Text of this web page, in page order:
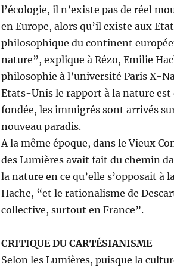
l’écologie, il n’existe pas de réel
en Europe, alors qu’il existe aux
philosophique du continent
nature”, explique à Rézo, Emilie
philosophie à l’université Paris X-
Etats-Unis le rapport à la nature
fondée, les immigrés sont arrivés
nouveau paradis.
A la même époque, dans le Vieux
des Lumières avait fait du chemin
la nature en ce qu’elle s’opposait
Hache, “et le rationalisme de
collective, surtout en France”.
CRITIQUE DU CARTÉSIANISME
Selon les Lumières, puisque la